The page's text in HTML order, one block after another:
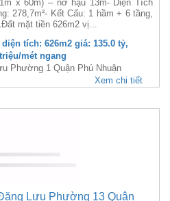
Lưu Phường 1 Quận
Phường 1, Phú Nhuận (Phường Cầu
x 60m) – nở hậu 13m- Diện Tích
mặt tiền 626m2 vị...
tích: 626m2 giá: 135.0 tỷ,
Phường 1 Quận Phú Nhuận